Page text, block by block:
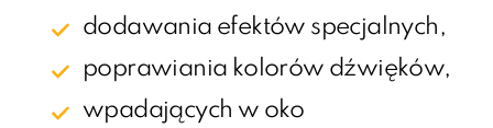
dodawania efektów specjalnych,
poprawiania kolorów dźwięków,
wpadających w oko